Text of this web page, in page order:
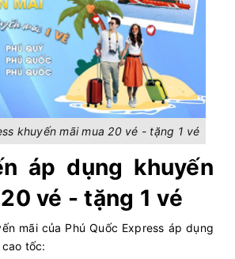
khuyến mãi mua 20 vé - tặng 1 vé
áp dụng khuyến
vé - tặng 1 vé
mãi của Phú Quốc Express áp dụng
tốc: